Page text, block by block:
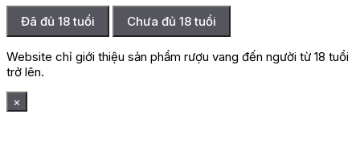
Đã đủ 18 tuổi Chưa đủ 18 tuổi
Website chỉ giới thiệu sản phẩm rượu vang đến người từ 18 tuổi
trở lên.
×